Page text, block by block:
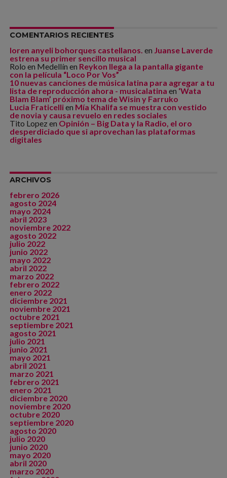
COMENTARIOS RECIENTES
loren anyeli bohorques castellanos. en Juanse Laverde
estrena su primer sencillo musical
Rolo en Medellín en Reykon llega a la pantalla gigante
con la película “Loco Por Vos”
10 nuevas canciones de música latina para agregar a tu
lista de reproducción ahora - musicalatina en ‘Wata
Blam Blam’ próximo tema de Wisin y Farruko
Lucia Fraticellien Mía Khalifa se muestra con vestido
de novia y causa revuelo en redes sociales
Tito Lopez en Opinión – Big Data y la Radio, el oro
desperdiciado que si aprovechan las plataformas
digitales
ARCHIVOS
febrero 2026
agosto 2024
mayo 2024
abril 2023
noviembre 2022
agosto 2022
julio 2022
junio 2022
mayo 2022
abril 2022
marzo 2022
febrero 2022
enero 2022
diciembre 2021
noviembre 2021
octubre 2021
septiembre 2021
agosto 2021
julio 2021
junio 2021
mayo 2021
abril 2021
marzo 2021
febrero 2021
enero 2021
diciembre 2020
noviembre 2020
octubre 2020
septiembre 2020
agosto 2020
julio 2020
junio 2020
mayo 2020
abril 2020
marzo 2020